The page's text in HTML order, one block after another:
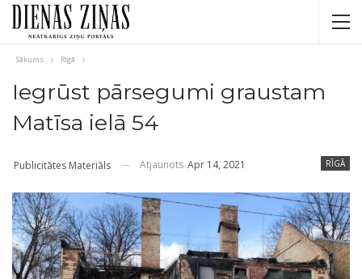
Sākums Rīgā
Iegrūst pārsegumi graustam
Matīsa ielā 54
RĪGĀ
Publicitātes Materiāls Atjaunots Apr 14, 2021